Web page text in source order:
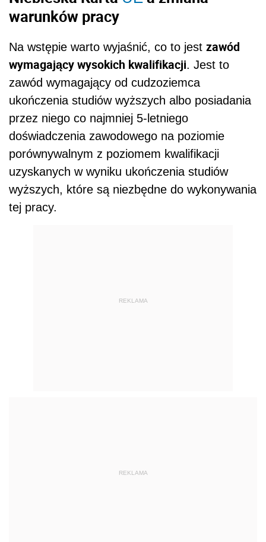
warunków pracy
Na wstępie warto wyjaśnić, co to jest zawód
wymagający wysokich kwalifikacji. Jest to
zawód wymagający od cudzoziemca
ukończenia studiów wyższych albo posiadania
przez niego co najmniej 5-letniego
doświadczenia zawodowego na poziomie
porównywalnym z poziomem kwalifikacji
uzyskanych w wyniku ukończenia studiów
wyższych, które są niezbędne do wykonywania
tej pracy.
REKLAMA
REKLAMA